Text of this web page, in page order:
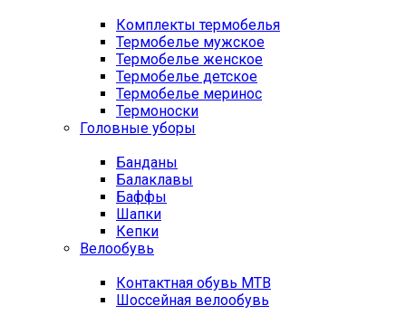
Комплекты термобелья
Термобелье мужское
Термобелье женское
Термобелье детское
Термобелье меринос
Термоноски
Головные уборы
Банданы
Балаклавы
Баффы
Шапки
Кепки
Велообувь
Контактная обувь MTB
Шоссейная велообувь